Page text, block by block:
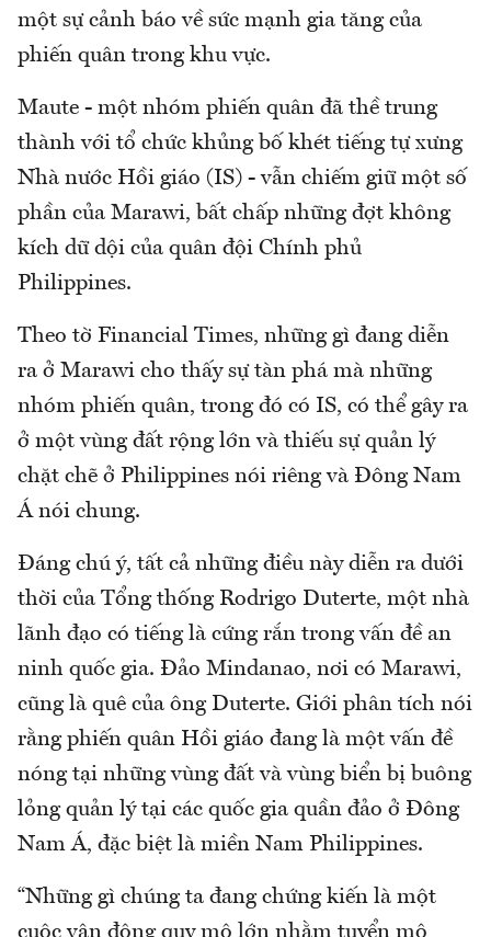
một sự cảnh báo về sức mạnh gia tăng của
phiến quân trong khu vực.
Maute - một nhóm phiến quân đã thề trung
thành với tổ chức khủng bố khét tiếng tự xưng
Nhà nước Hồi giáo (IS) - vẫn chiếm giữ một số
phần của Marawi, bất chấp những đợt không
kích dữ dội của quân đội Chính phủ
Philippines.
Theo tờ Financial Times, những gì đang diễn
ra ở Marawi cho thấy sự tàn phá mà những
nhóm phiến quân, trong đó có IS, có thể gây ra
ở một vùng đất rộng lớn và thiếu sự quản lý
chặt chẽ ở Philippines nói riêng và Đông Nam
Á nói chung.
Đáng chú ý, tất cả những điều này diễn ra dưới
thời của Tổng thống Rodrigo Duterte, một nhà
lãnh đạo có tiếng là cứng rắn trong vấn đề an
ninh quốc gia. Đảo Mindanao, nơi có Marawi,
cũng là quê của ông Duterte. Giới phân tích nói
rằng phiến quân Hồi giáo đang là một vấn đề
nóng tại những vùng đất và vùng biển bị buông
lỏng quản lý tại các quốc gia quần đảo ở Đông
Nam Á, đặc biệt là miền Nam Philippines.
“Những gì chúng ta đang chứng kiến là một